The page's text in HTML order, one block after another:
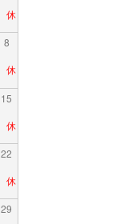
8
15
22
29